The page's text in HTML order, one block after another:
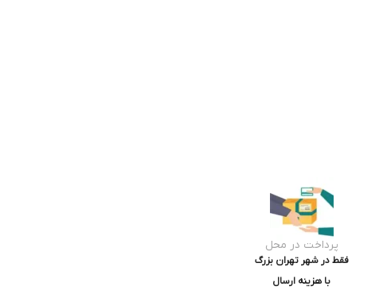
پرداخت در محل
فقط در شهر تهران بزرگ
با هزینه ارسال